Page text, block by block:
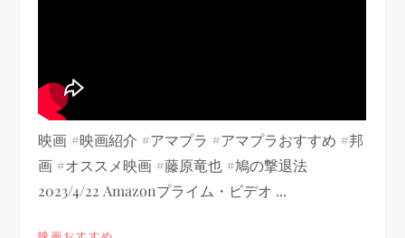
映画 #映画紹介 #アマプラ #アマプラおすすめ #邦
画 #オススメ映画 #藤原竜也 #鳩の撃退法
2023/4/22 Amazonプライム・ビデオ ...